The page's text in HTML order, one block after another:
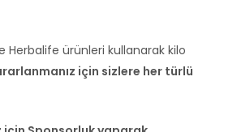
Herbalife ürünleri kullanarak kilo
için sizlere her türlü